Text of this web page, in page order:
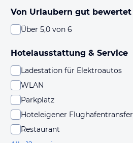
Von Urlaubern gut bewertet
Über 5,0 von 6
Hotelausstattung & Service
Ladestation für Elektroautos
WLAN
Parkplatz
Hoteleigener Flughafentransfer
Restaurant